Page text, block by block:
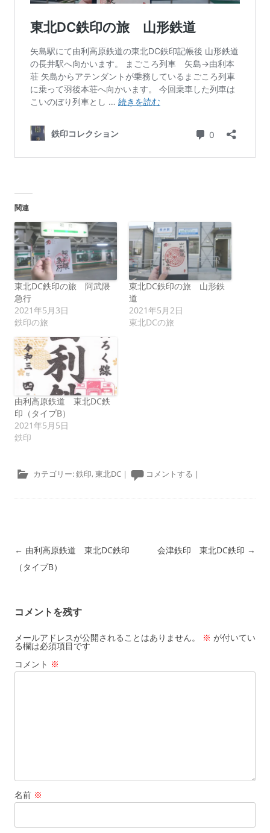
関連
東北DC鉄印の旅 阿武隈
急行
2021年5月3日
鉄印の旅
東北DC鉄印の旅 山形鉄
道
2021年5月2日
東北DCの旅
由利高原鉄道 東北DC鉄
印（タイプB）
2021年5月5日
鉄印
カテゴリー:鉄印,東北DC | コメントする |
投稿ナビゲーション
← 由利高原鉄道 東北DC鉄印
（タイプB）
会津鉄印 東北DC鉄印 →
コメントを残す
メールアドレスが公開されることはありません。 ※ が付いてい
る欄は必須項目です
コメント ※
名前 ※